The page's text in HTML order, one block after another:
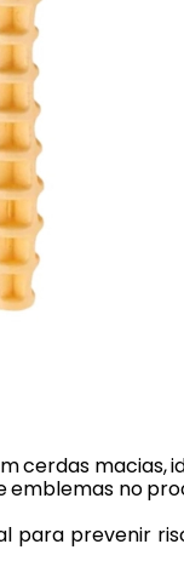
cerdas macias,
emblemas no
para prevenir